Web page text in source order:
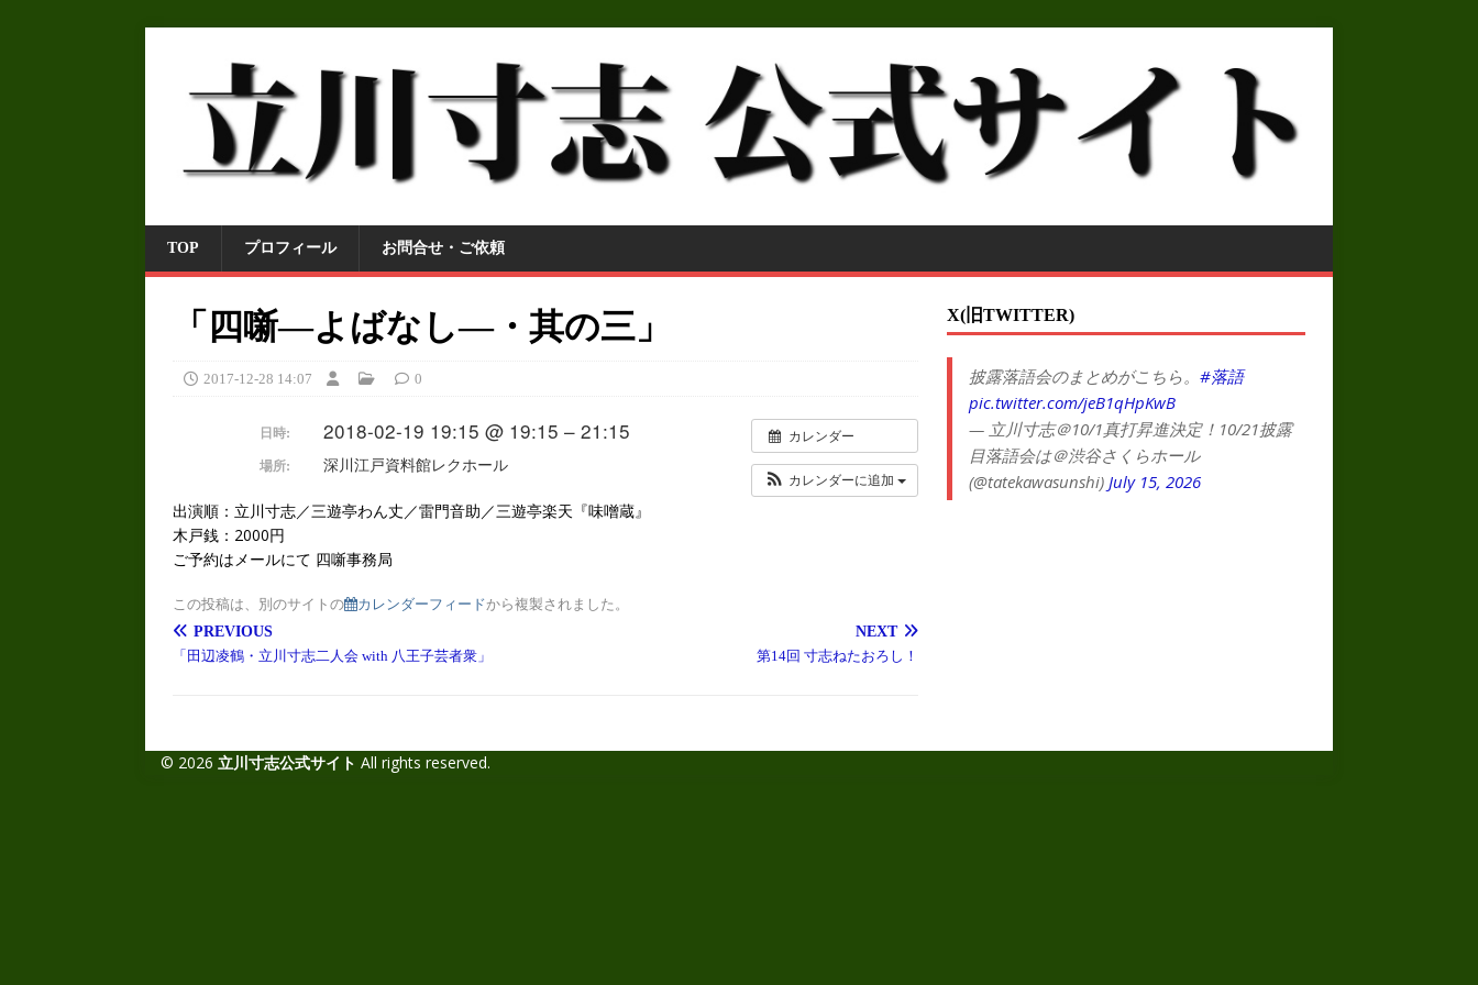
TOP プロフィール お問合せ・ご依頼
「四噺―よばなし―・其の三」
2017-12-28 14:07 0
カレンダー
カレンダーに追加
日時: 2018-02-19 19:15 @ 19:15 – 21:15
場所: 深川江戸資料館レクホール
出演順：立川寸志／三遊亭わん丈／雷門音助／三遊亭楽天『味噌蔵』
木戸銭：2000円
ご予約はメールにて 四噺事務局
この投稿は、別のサイトの カレンダーフィードから複製されました。
PREVIOUS
「田辺凌鶴・立川寸志二人会 with 八王子芸者衆」
NEXT
第14回 寸志ねたおろし！
X(旧TWITTER)
披露落語会のまとめがこちら。 #落語
pic.twitter.com/jeB1qHpKwB
— 立川寸志＠10/1真打昇進決定！10/21披露
目落語会は＠渋谷さくらホール
(@tatekawasunshi) July 15, 2026
© 2026 立川寸志公式サイト All rights reserved.